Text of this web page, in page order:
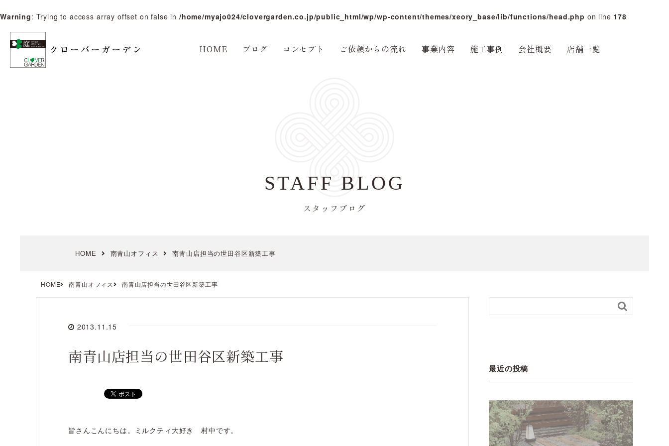
Warning: Trying to access array offset on false in /home/myajo024/clovergarden.co.jp/public_html/wp/wp-content/themes/xeory_base/lib/functions/head.php on line 178
HOME ブログ コンセプト ご依頼からの流れ 事業内容 施工事例 会社概要 店舗一覧
STAFF BLOG
スタッフブログ
HOME 南青山オフィス 南青山店担当の世田谷区新築工事
HOME 南青山オフィス 南青山店担当の世田谷区新築工事
2013.11.15
南青山店担当の世田谷区新築工事
皆さんこんにちは。ミルクティ大好き 村中です。

最近の投稿